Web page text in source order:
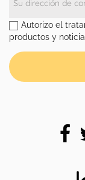
Autorizo el
productos y